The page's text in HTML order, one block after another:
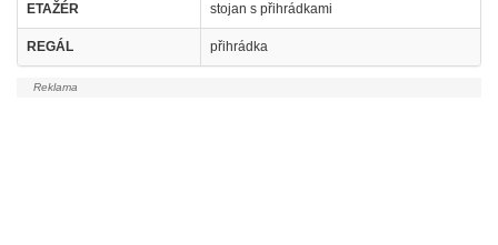
ETAŽÉR stojan s přihrádkami
REGÁL přihrádka